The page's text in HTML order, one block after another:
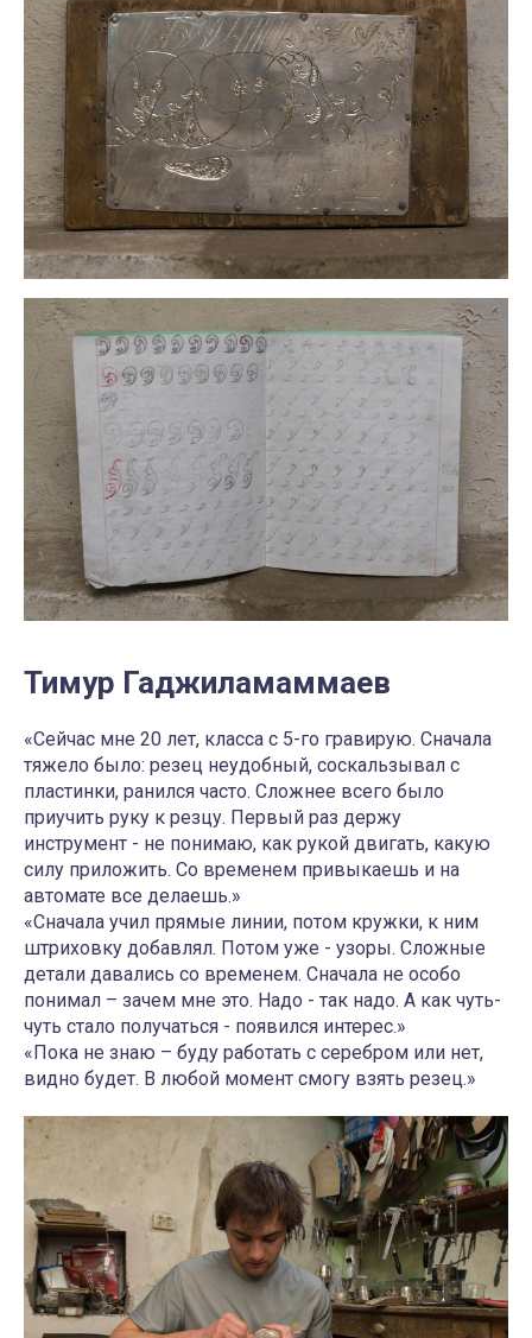
Тимур Гаджиламаммаев
«Сейчас мне 20 лет, класса с 5-го гравирую. Сначала
тяжело было: резец неудобный, соскальзывал с
пластинки, ранился часто. Сложнее всего было
приучить руку к резцу. Первый раз держу
инструмент - не понимаю, как рукой двигать, какую
силу приложить. Со временем привыкаешь и на
автомате все делаешь.»
«Сначала учил прямые линии, потом кружки, к ним
штриховку добавлял. Потом уже - узоры. Сложные
детали давались со временем. Сначала не особо
понимал – зачем мне это. Надо - так надо. А как чуть-
чуть стало получаться - появился интерес.»
«Пока не знаю – буду работать с серебром или нет,
видно будет. В любой момент смогу взять резец.»